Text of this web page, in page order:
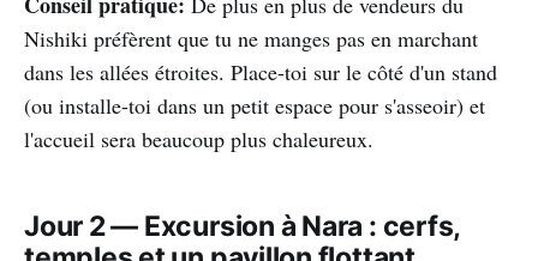
Nishiki préfèrent que tu ne manges pas en marchant
dans les allées étroites. Place-toi sur le côté d'un stand
(ou installe-toi dans un petit espace pour s'asseoir) et
l'accueil sera beaucoup plus chaleureux.
Jour 2 — Excursion à Nara : cerfs,